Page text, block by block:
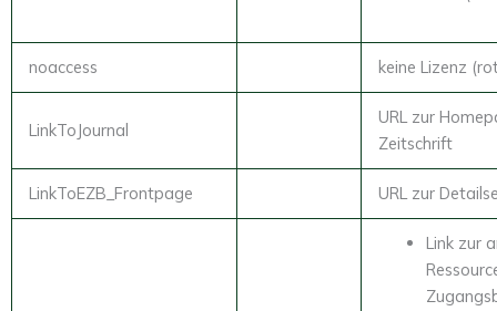
noaccess keine Lizenz
LinkToJournal
URL zur
Zeitschrift
LinkToEZB_Frontpage URL zur
Link zur